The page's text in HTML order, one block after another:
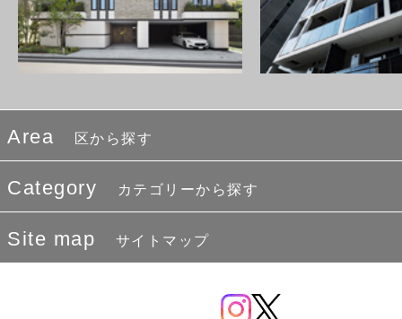
Area 区から探す
Category カテゴリーから探す
Site map サイトマップ